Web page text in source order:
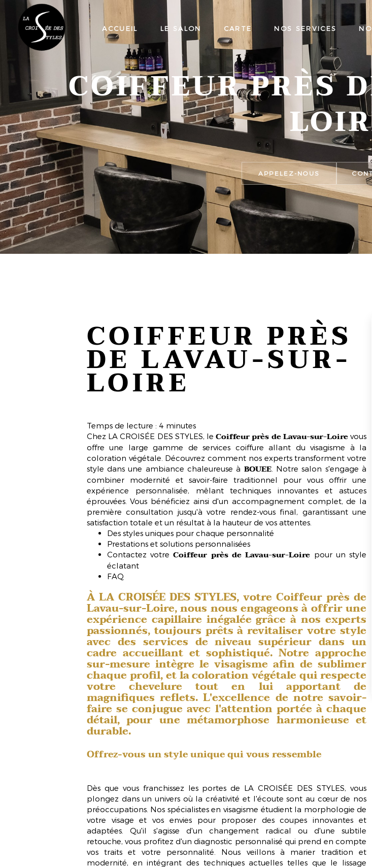
ACCUEIL LE SALON CARTE NOS SERVICES
COIFFEUR PRÈS
APPELEZ-NOUS
COIFFEUR PRÈS
DE LAVAU-SUR-
LOIRE
Temps de lecture : 4 minutes
Chez LA CROISÉE DES STYLES, leCoiffeur près de Lavau-sur-Loirevous
offre une large gamme de services coiffure allant duvisagisme à la
coloration végétale . Découvrez comment nos experts transforment votre
style dans une ambiance chaleureuse à BOUEE. Notre salon s'engage à
combiner modernité et savoir-faire traditionnel pour vous offrir une
expérience personnalisée, mêlant techniques innovantes et astuces
éprouvées. Vous bénéficiez ainsi d'un accompagnement complet, de la
première consultation jusqu'à votre rendez-vous final, garantissant une
satisfaction totale et un résultat à la hauteur de vos attentes.
Des styles uniques pour chaque personnalité
Prestations et solutions personnalisées
Contactez votreCoiffeur près de Lavau-sur-Loire pour un style
éclatant
FAQ
À LA CROISÉE DES STYLES, votreCoiffeur près de
Lavau-sur-Loire, nous nous engageons à offrir une
expérience capillaire inégalée grâce à nos experts
passionnés, toujours prêts à revitaliser votre style
avec des services de niveau supérieur dans un
cadre accueillant et sophistiqué. Notre approche
sur-mesure intègre le visagisme afin de sublimer
chaque profil, et lacoloration végétale qui respecte
votre chevelure tout en lui apportant de
magnifiques reflets. L'excellence de notre savoir-
faire se conjugue avec l'attention portée à chaque
détail, pour une métamorphose harmonieuse et
durable.
Offrez-vous un style unique qui vous ressemble
Dès que vous franchissez les portes de LA CROISÉE DES STYLES, vous
plongez dans un univers où la créativité et l'écoute sont au cœur de nos
préoccupations. Nos spécialistes en visagisme étudient la morphologie de
votre visage et vos envies pour proposer des coupes innovantes et
adaptées. Qu'il s'agisse d'un changement radical ou d'une subtile
retouche, vous profitez d'un diagnostic personnalisé qui prend en compte
vos traits et votre personnalité. Nous veillons à marier tradition et
modernité, en intégrant des techniques actuelles telles que le lissage